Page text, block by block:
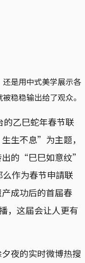
是用中式美学展示各
稳稳输出给了观众。
乙巳蛇年春节联
生不息”为主题，
的“巳巳如意纹”
作为春节申請联
成功后的首届春
，这届会让人更有
夜的实时微博热搜